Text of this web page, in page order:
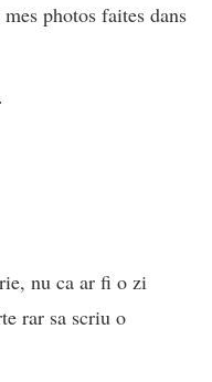
photos faites dans
nu ca ar fi o zi
rar sa scriu o